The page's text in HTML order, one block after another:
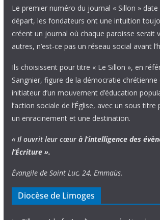
Le premier numéro du journal « Sillon » date
départ, les fondateurs ont une intuition
créent un journal où chaque paroisse serait
autres, n’est-ce pas un réseau social avant
Ils choisissent pour titre « Le Sillon », en
Sangnier, figure de la démocratie chrétienne
initiateur d’un mouvement d’éducation
l’action sociale de l’Église, avec un sous
un enracinement et une destination.
« Il ouvrit leur cœur à l’intelligence des
l’Écriture ».
Évangile de Saint Luc, 24, Emmaüs.
Diocèse de Limoges